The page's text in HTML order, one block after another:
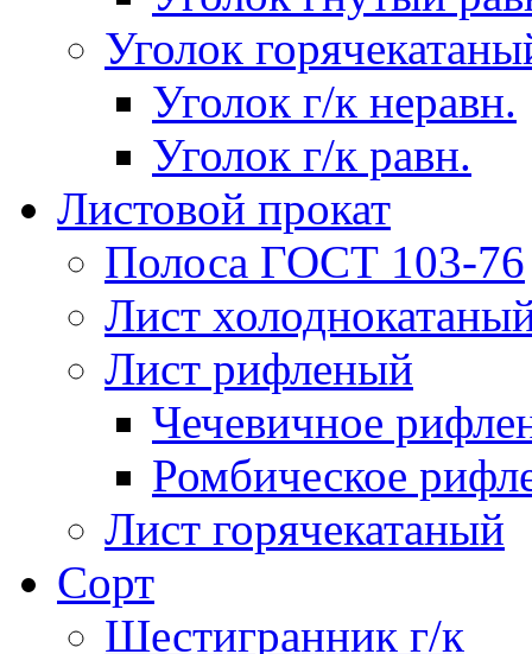
Уголок
Уголок г/к неравн.
Уголок г/к равн.
Листовой прокат
Полоса ГОСТ 103-76
Лист
Лист рифленый
Чечевичное
Ромбическое
Лист горячекатаный
Сорт
Шестигранник г/к